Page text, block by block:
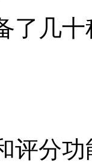
了几
评分